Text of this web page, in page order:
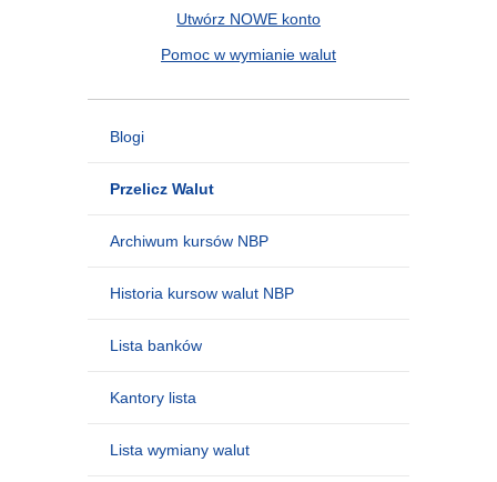
Utwórz NOWE konto
Pomoc w wymianie walut
Blogi
Przelicz Walut
Archiwum kursów NBP
Historia kursow walut NBP
Lista banków
Kantory lista
Lista wymiany walut